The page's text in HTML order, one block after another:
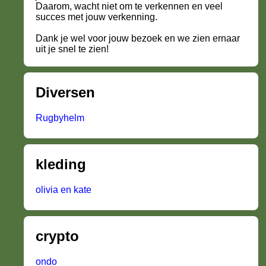
Daarom, wacht niet om te verkennen en veel
succes met jouw verkenning.
Dank je wel voor jouw bezoek en we zien ernaar
uit je snel te zien!
Diversen
Rugbyhelm
kleding
olivia en kate
crypto
ondo